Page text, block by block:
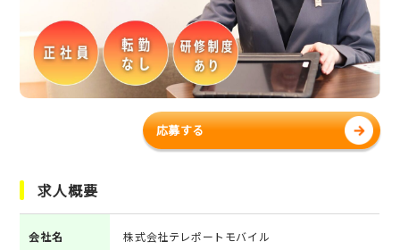
応募する
求人概要
会社名 株式会社テレポートモバイル